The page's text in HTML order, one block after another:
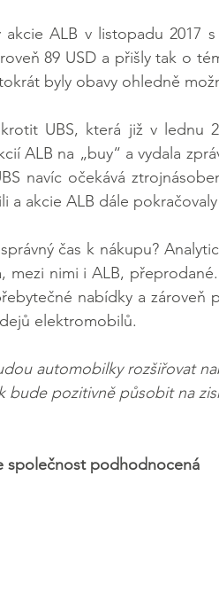
akcie ALB v listopadu 2017
89 USD a přišly tak o
byly obavy ohledně
UBS, která již v lednu
ALB na „buy“ a vydala
navíc očekává
a akcie ALB dále
čas k nákupu?
mezi nimi i ALB,
nabídky a
elektromobilů.
automobilky rozšiřovat
bude pozitivně působit na
společnost podhodnocená